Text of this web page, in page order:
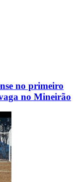
no primeiro
no Mineirão